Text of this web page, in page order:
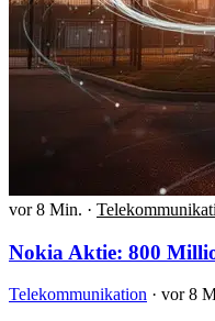
vor 8 Min. ·
Nokia Aktie: 800
Telekommunikation · vor 8